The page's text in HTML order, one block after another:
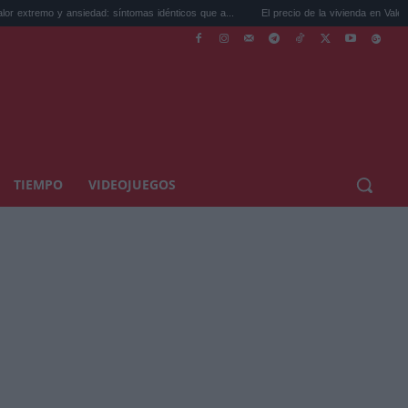
síntomas idénticos que a... El precio de la vivienda en Valencia sube a 3.485
TIEMPO VIDEOJUEGOS